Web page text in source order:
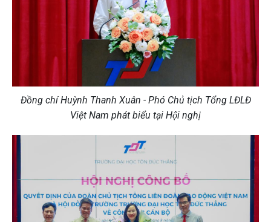
Đồng chí Huỳnh Thanh Xuân - Phó Chủ tịch Tổng LĐLĐ
Việt Nam phát biểu tại Hội nghị